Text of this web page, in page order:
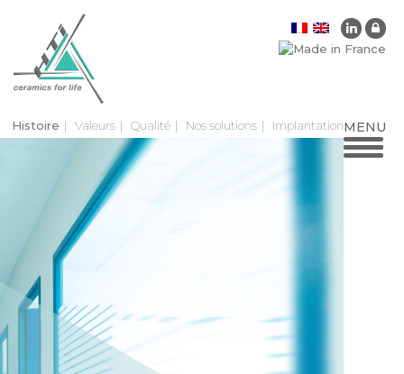
Histoire Valeurs Qualité Nos solutions Implantation